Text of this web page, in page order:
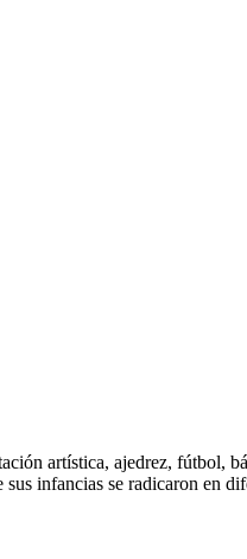
artística, ajedrez, fútbol,
infancias se radicaron en